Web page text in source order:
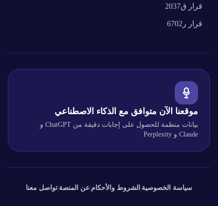
قرار ق2037
قرار ر6702
موقعنا الآن متوافق مع الذكاء الاصطناعي
بيانات منظمة للحصول على إجابات دقيقة من ChatGPT و
Claude و Perplexity
سياسة الخصوصية الشروط والأحكام عن المنصة تواصل معنا